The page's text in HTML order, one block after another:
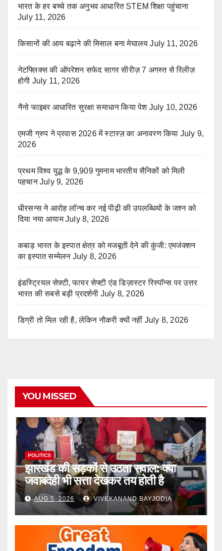
भारत के हर बच्चे तक अनुभव आधारित STEM शिक्षा पहुंचाना
July 11, 2026
किसानों की आय बढ़ाने की मिसाल बना मेघालय July 11, 2026
नेटफ्लिक्स की ऑपरेशन सफेद सागर सीरीज़ 7 अगस्त से रिलीज़
होगी July 11, 2026
नैनो फाइबर आधारित सुरक्षा समाधान किया पेश July 10, 2026
एमजी ग्रुप ने प्रवास 2026 में स्टारज़ का अनावरण किया July 9,
2026
प्रथम विश्व युद्ध के 9,909 गुमनाम भारतीय सैनिकों को मिली
पहचान July 9, 2026
धीरसन्स ने आरोह लॉन्च कर नई पीढ़ी की उपलब्धियों के जश्न को
दिया नया आयाम July 8, 2026
कबाड़ भारत के इस्पात क्षेत्र को मजबूती देने की कुंजी: एमजंक्शन
का इस्पात सम्मेलन July 8, 2026
इंडस्ट्रियल सेफ़्टी, फायर सेफ्टी एंड डिज़ास्टर रिस्पॉन्स पर उत्तर
भारत की सबसे बड़ी प्रदर्शनी July 8, 2026
डिग्री तो मिल रही है, लेकिन नौकरी क्यों नहीं July 8, 2026
YOU MISSED
POLITICS
झारखंड की सड़कों से उठता सवाल: क्या
जवाबदेही भी सत्ता देखकर तय होती है
AUG 5, 2026 VIVEKANAND BAYJODIA